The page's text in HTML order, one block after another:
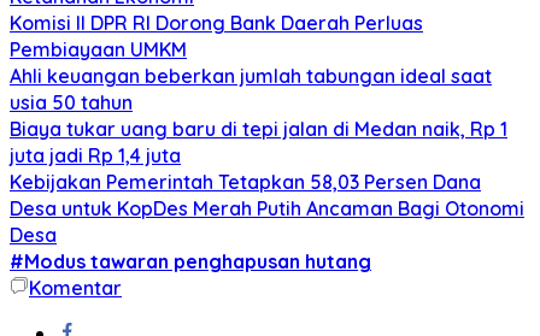
Komisi II DPR RI Dorong Bank Daerah Perluas
Pembiayaan UMKM
Ahli keuangan beberkan jumlah tabungan ideal saat
usia 50 tahun
Biaya tukar uang baru di tepi jalan di Medan naik, Rp 1
juta jadi Rp 1,4 juta
Kebijakan Pemerintah Tetapkan 58,03 Persen Dana
Desa untuk KopDes Merah Putih Ancaman Bagi Otonomi
Desa
#Modus tawaran penghapusan hutang
Komentar